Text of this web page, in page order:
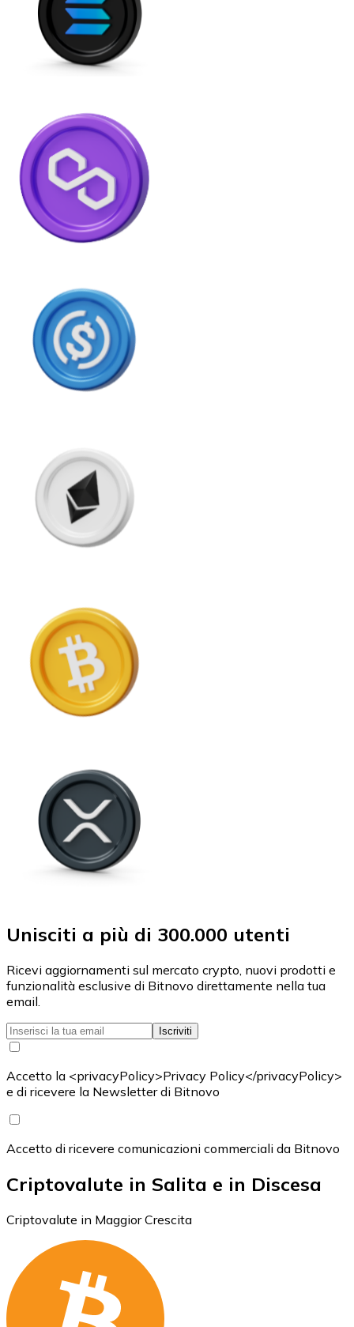
Unisciti a più di 300.000 utenti
Ricevi aggiornamenti sul mercato crypto, nuovi prodotti e
funzionalità esclusive di Bitnovo direttamente nella tua
email.
Iscriviti
Accetto la <privacyPolicy>Privacy Policy</privacyPolicy>
e di ricevere la Newsletter di Bitnovo
Accetto di ricevere comunicazioni commerciali da Bitnovo
Criptovalute in Salita e in Discesa
Criptovalute in Maggior Crescita